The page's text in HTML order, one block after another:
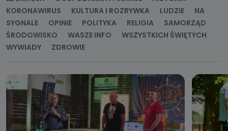
KORONAWIRUS
KULTURA I ROZRYWKA LUDZIE
NA
SYGNALE
OPINIE POLITYKA RELIGIA
SAMORZĄD
ŚRODOWISKO
WASZE INFO
WSZYSTKICH ŚWIĘTYCH
WYWIADY
ZDROWIE